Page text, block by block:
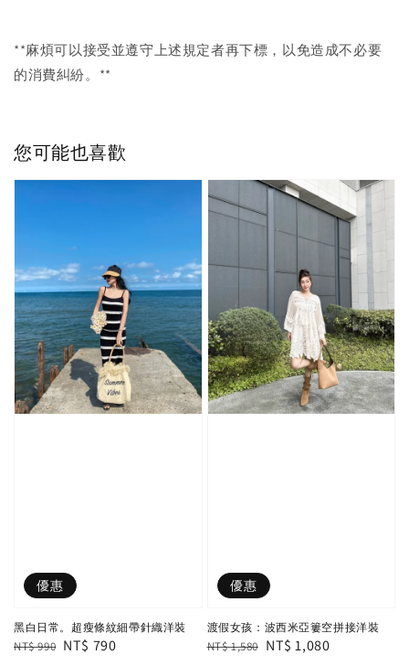
**麻煩可以接受並遵守上述規定者再下標，以免造成不必要
的消費糾紛。**
您可能也喜歡
優惠
黑白日常。超瘦條紋細帶針織洋裝
Regular
NT$ 990 Sale
NT$ 790
優惠
渡假女孩：波西米亞簍空拼接洋裝
Regular
NT$ 1,580 Sale
NT$ 1,080